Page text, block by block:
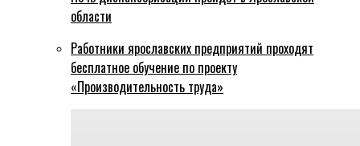
области
Работники ярославских предприятий проходят
бесплатное обучение по проекту
«Производительность труда»